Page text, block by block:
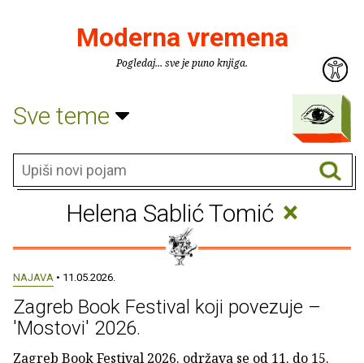
Moderna vremena
Pogledaj... sve je puno knjiga.
Sve teme
Helena Sablić Tomić ×
NAJAVA • 11.05.2026.
Zagreb Book Festival koji povezuje –
'Mostovi' 2026.
Zagreb Book Festival 2026. održava se od 11. do 15.